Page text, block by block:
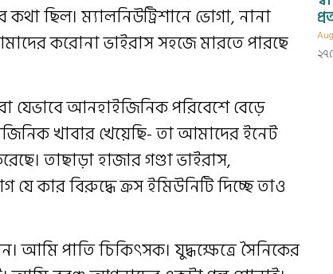
ছিল। ম্যালনিউট্রিশানে ভোগা, নানা
করোনা ভাইরাস সহজে মারতে পারছে
যেভাবে আনহাইজিনিক পরিবেশে বেড়ে
খাবার খেয়েছি- তা আমাদের ইনেট
তাছাড়া হাজার গণ্ডা ভাইরাস,
কার বিরুদ্ধে ক্রস ইমিউনিটি দিচ্ছে তাও
আমি পাতি চিকিৎসক। যুদ্ধক্ষেত্রে সৈনিকের